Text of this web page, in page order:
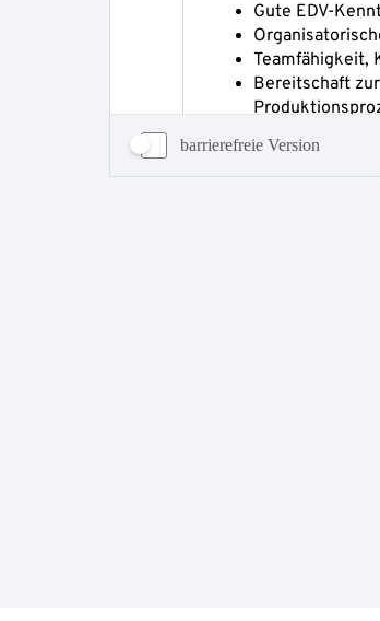
barrierefreie Version